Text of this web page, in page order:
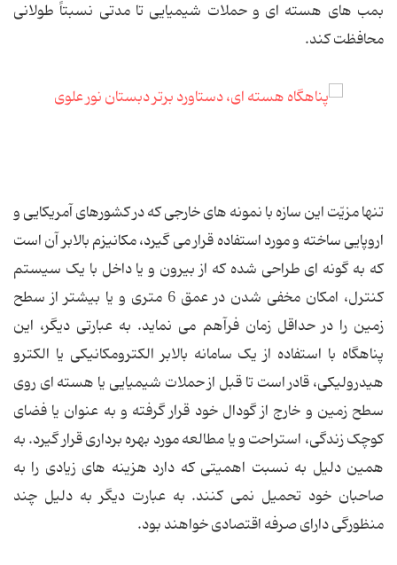
بمب های هسته ای و حملات شیمیایی تا مدتی نسبتاً طولانی
محافظت کند.
تنها مزیّت این سازه با نمونه های خارجی که در کشورهای آمریکایی و
اروپایی ساخته و مورد استفاده قرار می گیرد، مکانیزم بالابر آن است
که به گونه ای طراحی شده که از بیرون و یا داخل با یک سیستم
کنترل، امکان مخفی شدن در عمق 6 متری و یا بیشتر از سطح
زمین را در حداقل زمان فرآهم می نماید. به عبارتی دیگر، این
پناهگاه با استفاده از یک سامانه بالابر الکترومکانیکی یا الکترو
هیدرولیکی، قادر است تا قبل از حملات شیمیایی یا هسته ای روی
سطح زمین و خارج از گودال خود قرار گرفته و به عنوان یا فضای
کوچک زندگی، استراحت و یا مطالعه مورد بهره برداری قرار گیرد. به
همین دلیل به نسبت اهمیتی که دارد هزینه های زیادی را به
صاحبان خود تحمیل نمی کنند. به عبارت دیگر به دلیل چند
منظورگی دارای صرفه اقتصادی خواهند بود.